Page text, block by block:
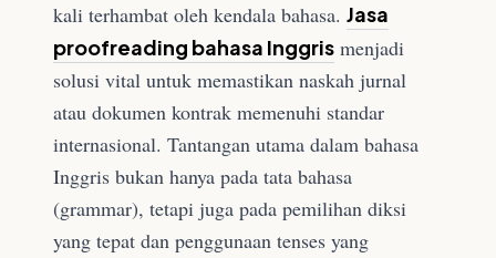
kali terhambat oleh kendala bahasa. Jasa
proofreading bahasa Inggris menjadi
solusi vital untuk memastikan naskah jurnal
atau dokumen kontrak memenuhi standar
internasional. Tantangan utama dalam bahasa
Inggris bukan hanya pada tata bahasa
(grammar), tetapi juga pada pemilihan diksi
yang tepat dan penggunaan tenses yang